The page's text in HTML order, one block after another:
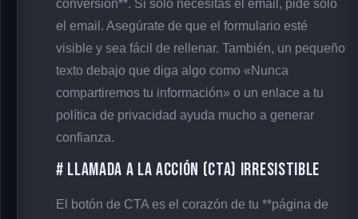
conversión**. Si solo necesitas el email, pide solo
el email. Asegúrate de que el formulario esté
visible y sea fácil de rellenar. También, un pequeño
texto debajo que diga algo como «Nunca
compartiremos tu información» o un enlace a tu
política de privacidad ayuda mucho a generar
confianza.
# Llamada a la Acción (CTA) Irresistible
El botón de CTA es el corazón de tu **página de